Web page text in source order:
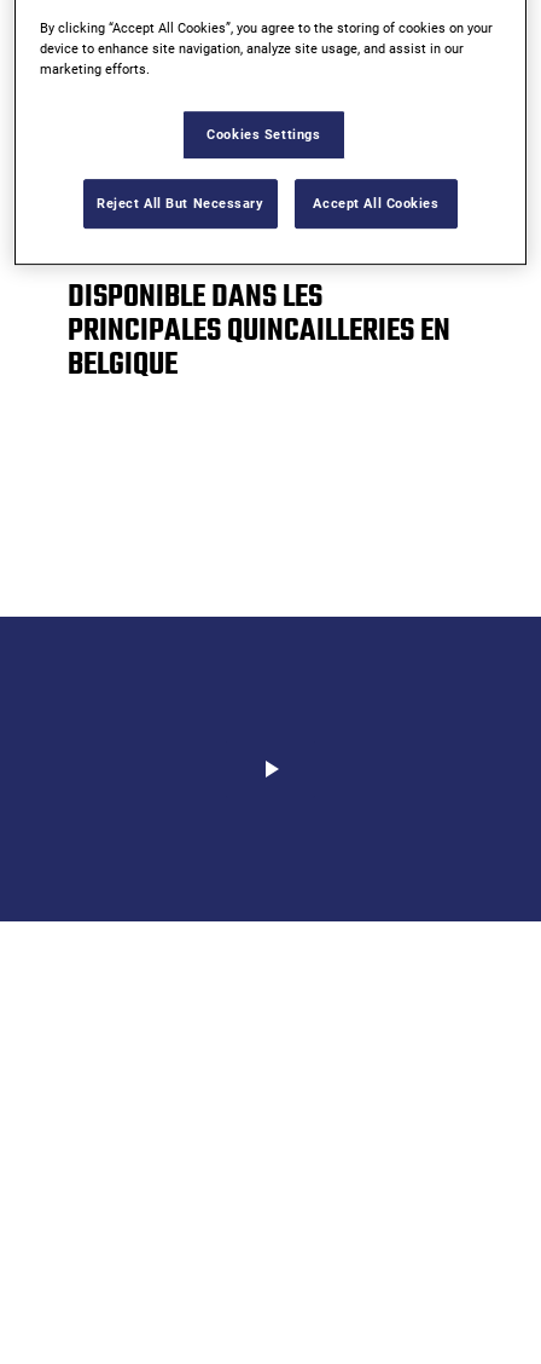
échelle, le serre-joints rapide de force élevée
IRWIN QUICK-GRIP ® vous aidera .
JUSQU'À 272 KG DE CHARGE DE
GÂCHETTE QUICK-RELEASE™
DISTRIBUE LA FORCE DE MANIÈRE
DISPONIBLE DANS LES
PRINCIPALES QUINCAILLERIES EN
BELGIQUE
play_arrow
By clicking “Accept All Cookies”, you agree to the storing of cookies on your
device to enhance site navigation, analyze site usage, and assist in our
marketing efforts.
Cookies Settings
Reject All But Necessary Accept All Cookies